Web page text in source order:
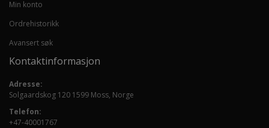
Min konto
Ordrehistorikk
Avansert søk
Kontaktinformasjon
Adresse:
Solgaardskog 120 1599 Moss, Norge
Telefon:
+47-40001767